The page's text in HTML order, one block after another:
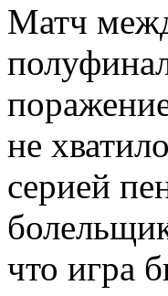
Матч
не
серией
что игра